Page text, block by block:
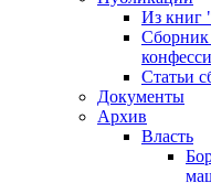
Из книг
Сборник
Статьи
Документы
Архив
Власть